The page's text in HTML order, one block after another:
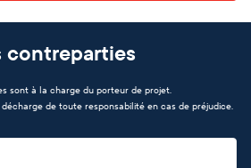
contreparties
sont à la charge du porteur de projet.
de toute responsabilité en cas de préjudice.